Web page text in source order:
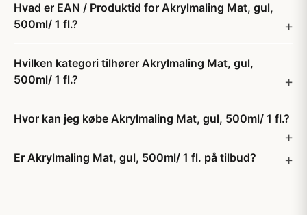
Hvad er EAN / Produktid for Akrylmaling Mat, gul,
500ml/ 1 fl.?
Hvilken kategori tilhører Akrylmaling Mat, gul,
500ml/ 1 fl.?
Hvor kan jeg købe Akrylmaling Mat, gul, 500ml/ 1 fl.?
Er Akrylmaling Mat, gul, 500ml/ 1 fl. på tilbud?